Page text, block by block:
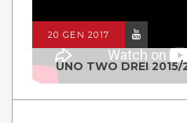
20 GEN 2017